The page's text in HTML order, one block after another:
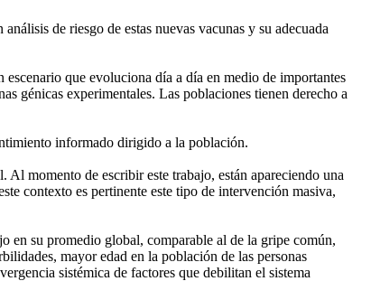
de riesgo de estas nuevas vacunas y su adecuada
que evoluciona día a día en medio de importantes
génicas experimentales. Las poblaciones tienen derecho a
informado dirigido a la población.
momento de escribir este trabajo, están apareciendo una
contexto es pertinente este tipo de intervención masiva,
en su promedio global, comparable al de la gripe común,
mayor edad en la población de las personas
sistémica de factores que debilitan el sistema